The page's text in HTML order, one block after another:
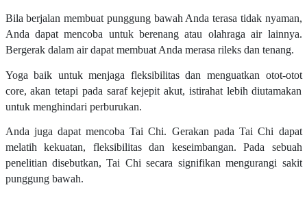
Bila berjalan membuat punggung bawah Anda terasa tidak nyaman,
Anda dapat mencoba untuk berenang atau olahraga air lainnya.
Bergerak dalam air dapat membuat Anda merasa rileks dan tenang.
Yoga baik untuk menjaga fleksibilitas dan menguatkan otot-otot
core, akan tetapi pada saraf kejepit akut, istirahat lebih diutamakan
untuk menghindari perburukan.
Anda juga dapat mencoba Tai Chi. Gerakan pada Tai Chi dapat
melatih kekuatan, fleksibilitas dan keseimbangan. Pada sebuah
penelitian disebutkan, Tai Chi secara signifikan mengurangi sakit
punggung bawah.